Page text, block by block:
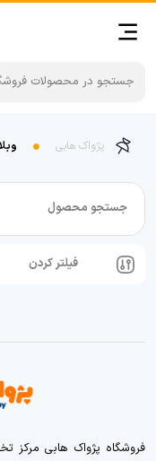
پژواک هابی
جستجو محصول
فیلتر کردن
فروشگاه پژواک هابی مرکز